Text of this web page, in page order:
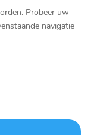
Probeer uw
navigatie